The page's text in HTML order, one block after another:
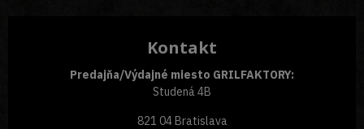
Kontakt
Predajňa/Výdajné miesto GRILFAKTORY:
Studená 4B
821 04 Bratislava